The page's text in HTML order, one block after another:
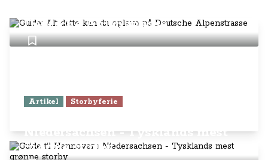
Deutsche Alpenstrasse
Artikel Storbyferie
Niedersachsen - Tysklands mest
grønne storby